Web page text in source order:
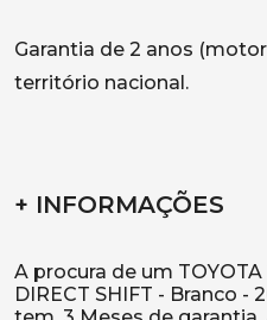
Garantia de 2 anos
território nacional.
+ INFORMAÇÕES
A procura de um TOYOTA
DIRECT SHIFT - Branco -